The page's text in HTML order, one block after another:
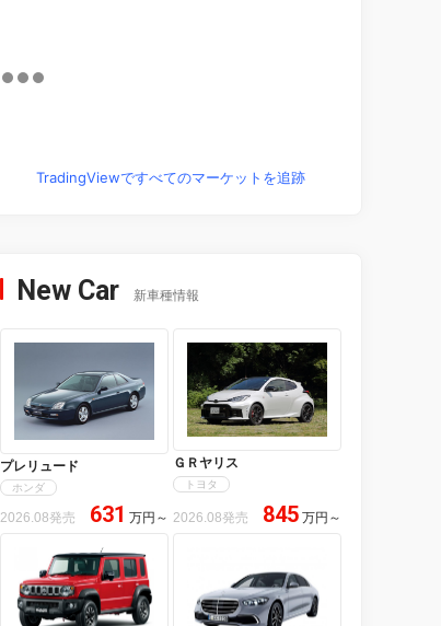
TradingViewですべてのマーケットを追跡
New Car 新車種情報
プレリュード
ホンダ
2026.08発売 631 万円 ～
ＧＲヤリス
トヨタ
2026.08発売 845 万円 ～